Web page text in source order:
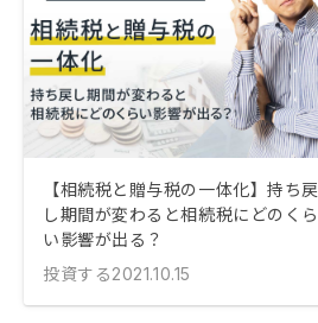
【相続税と贈与税の一体化】持ち戻
し期間が変わると相続税にどのくら
い影響が出る？
投資する2021.10.15